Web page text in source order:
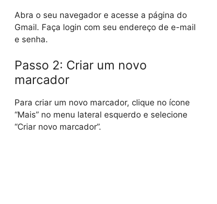
Abra o seu navegador e acesse a página do
Gmail. Faça login com seu endereço de e-mail
e senha.
Passo 2: Criar um novo
marcador
Para criar um novo marcador, clique no ícone
“Mais” no menu lateral esquerdo e selecione
“Criar novo marcador”.